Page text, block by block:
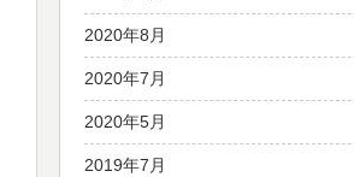
2020年8月
2020年7月
2020年5月
2019年7月